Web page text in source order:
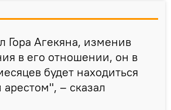
Гора Агекяна, изменив
в его отношении, он в
будет находиться
– сказал